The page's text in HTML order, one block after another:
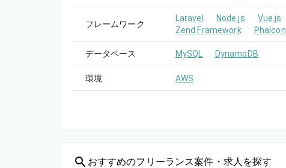
フレームワーク
Laravel Node.js Vue.js
Zend Framework
Phalcon
データベース MySQL DynamoDB
環境 AWS
おすすめのフリーランス案件・求人を探す